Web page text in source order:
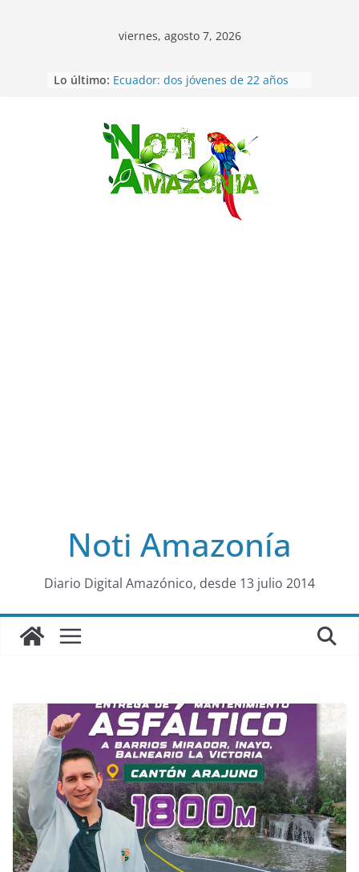
Saltar
al
viernes, agosto 7, 2026
Lo último: Ecuador: dos jóvenes de 22 años
Sentencian a 34 años de prisión a
implicados en caso de Alison,
oriunda de Tena
Vozinha, el arquero sensación de
cabo Verde, ya llegó para
incorporarse a Colo Colo de Chile
Pastaza: la parroquia Diez de
Noti Amazonía
Diario Digital Amazónico, desde 13 julio 2014